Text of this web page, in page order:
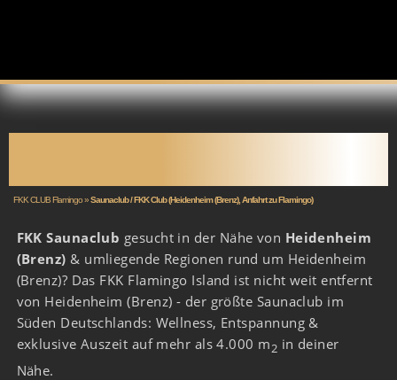
FKK CLUB Flamingo»Saunaclub / FKK Club (Heidenheim (Brenz), Anfahrt zu Flamingo)
FKK Saunaclub gesucht in der Nähe von Heidenheim
(Brenz) & umliegende Regionen rund um Heidenheim
(Brenz)? Das FKK Flamingo Island ist nicht weit entfernt
von Heidenheim (Brenz) - der größte Saunaclub im
Süden Deutschlands: Wellness, Entspannung &
exklusive Auszeit auf mehr als 4.000 m2 in deiner
Nähe.